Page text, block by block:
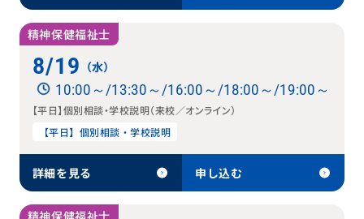
精神保健福祉士
8/19 （水）
10:00～/13:30～/16:00～/18:00～/19:00～
【平日】個別相談・学校説明（来校／オンライン）
【平日】個別相談・学校説明
詳細を見る 申し込む
精神保健福祉士